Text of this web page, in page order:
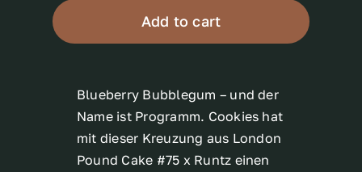
quantity
Add to cart
Blueberry Bubblegum – und der
Name ist Programm. Cookies hat
mit dieser Kreuzung aus London
Pound Cake #75 x Runtz einen